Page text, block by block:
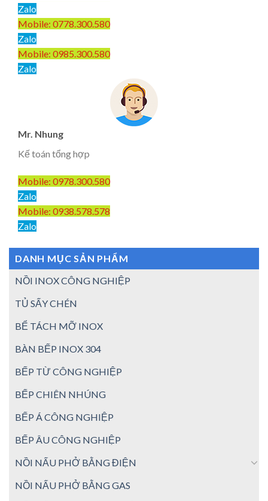
Zalo
Mobile: 0778.300.580
Zalo
Mobile: 0985.300.580
Zalo
Mr. Nhung
Kế toán tổng hợp
Mobile: 0978.300.580
Zalo
Mobile: 0938.578.578
Zalo
DANH MỤC SẢN PHẨM
NỒI INOX CÔNG NGHIỆP
TỦ SẤY CHÉN
BỂ TÁCH MỠ INOX
BÀN BẾP INOX 304
BẾP TỪ CÔNG NGHIỆP
BẾP CHIÊN NHÚNG
BẾP Á CÔNG NGHIỆP
BẾP ÂU CÔNG NGHIỆP
NỒI NẤU PHỞ BẰNG ĐIỆN
NỒI NẤU PHỞ BẰNG GAS